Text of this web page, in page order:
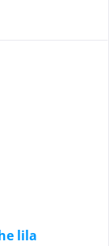
lila